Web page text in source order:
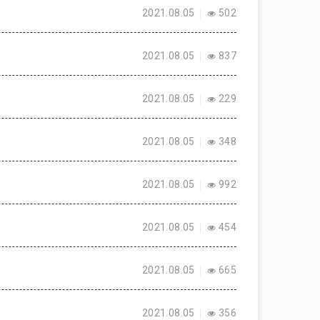
2021.08.05 502
2021.08.05 837
2021.08.05 229
2021.08.05 348
2021.08.05 992
2021.08.05 454
2021.08.05 665
2021.08.05 356